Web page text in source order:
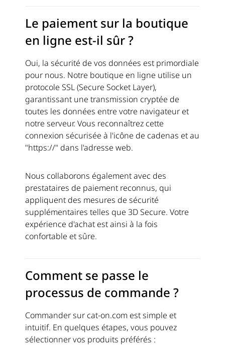
Le paiement sur la boutique
en ligne est-il sûr ?
Oui, la sécurité de vos données est primordiale
pour nous. Notre boutique en ligne utilise un
protocole SSL (Secure Socket Layer),
garantissant une transmission cryptée de
toutes les données entre votre navigateur et
notre serveur. Vous reconnaîtrez cette
connexion sécurisée à l'icône de cadenas et au
"https://" dans l'adresse web.
Nous collaborons également avec des
prestataires de paiement reconnus, qui
appliquent des mesures de sécurité
supplémentaires telles que 3D Secure. Votre
expérience d'achat est ainsi à la fois
confortable et sûre.
Comment se passe le
processus de commande ?
Commander sur cat-on.com est simple et
intuitif. En quelques étapes, vous pouvez
sélectionner vos produits préférés :